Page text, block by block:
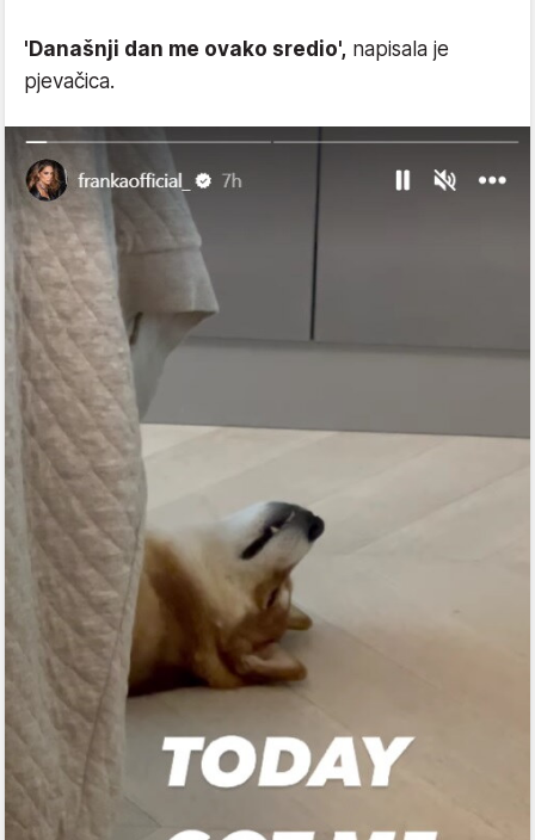
'Današnji dan me ovako sredio', napisala je
pjevačica.